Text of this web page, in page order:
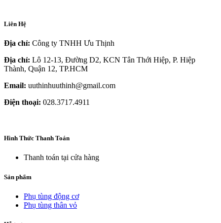
Liên Hệ
Địa chỉ: Công ty TNHH Ưu Thịnh
Địa chỉ: Lô 12-13, Đường D2, KCN Tân Thới Hiệp, P. Hiệp
Thành, Quận 12, TP.HCM
Email: uuthinhuuthinh@gmail.com
Điện thoại: 028.3717.4911
Hình Thức Thanh Toán
Thanh toán tại cửa hàng
Sản phẩm
Phụ tùng động cơ
Phụ tùng thân vỏ